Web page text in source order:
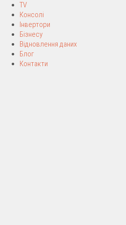
TV
Консолі
Інвертори
Бізнесу
Відновлення даних
Блог
Контакти